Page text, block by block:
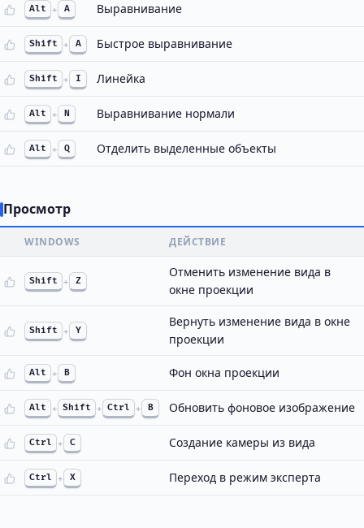
Alt + A Выравнивание
Shift + A Быстрое выравнивание
Shift + I Линейка
Alt + N Выравнивание нормали
Alt + Q Отделить выделенные объекты
Просмотр
WINDOWS ДЕЙСТВИЕ
Shift + Z
Отменить изменение вида в
окне проекции
Shift + Y
Вернуть изменение вида в окне
проекции
Alt + B Фон окна проекции
Alt + Shift + Ctrl + B Обновить фоновое изображение
Ctrl + C Создание камеры из вида
Ctrl + X Переход в режим эксперта